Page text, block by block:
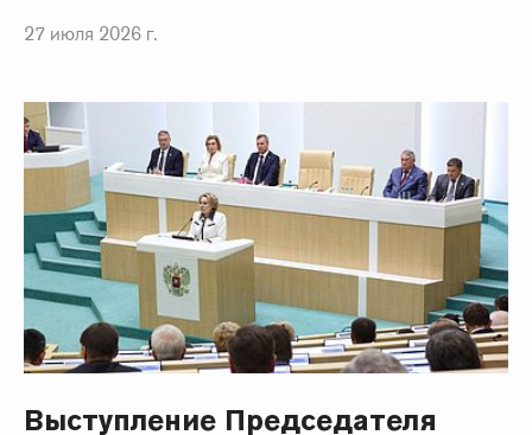
27 июля 2026 г.
Выступление Председателя